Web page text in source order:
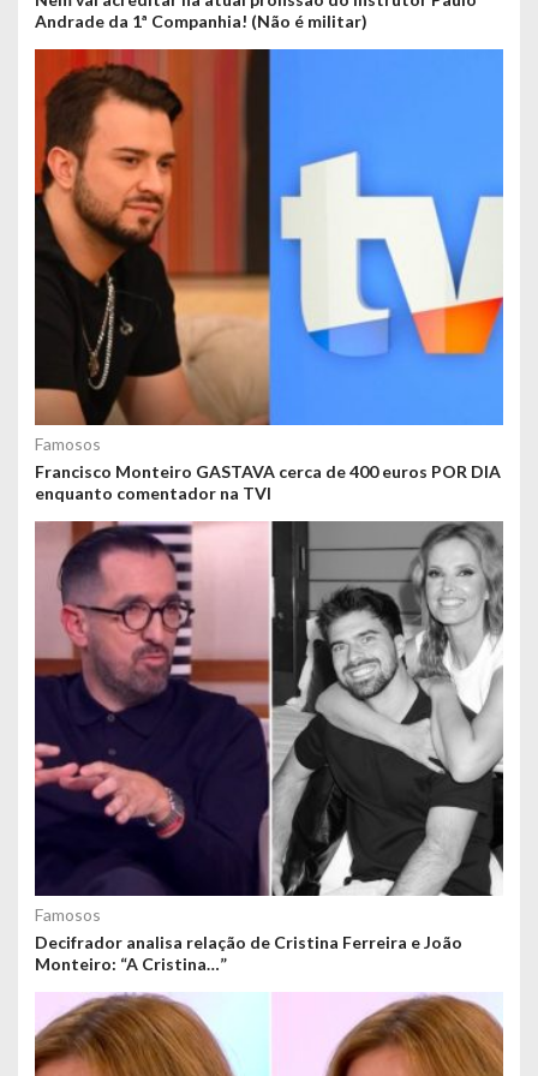
Andrade da 1ª Companhia! (Não é militar)
Famosos
Francisco Monteiro GASTAVA cerca de 400 euros POR DIA
enquanto comentador na TVI
Famosos
Decifrador analisa relação de Cristina Ferreira e João
Monteiro: “A Cristina…”